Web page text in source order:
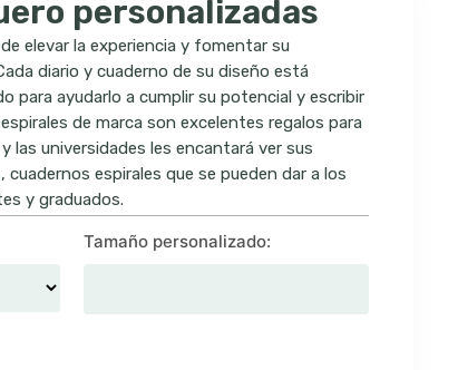
personalizadas
elevar la experiencia y fomentar su
diario y cuaderno de su diseño está
para ayudarlo a cumplir su potencial y escribir
de marca son excelentes regalos para
las universidades les encantará ver sus
espirales que se pueden dar a los
y graduados.
Tamaño personalizado: